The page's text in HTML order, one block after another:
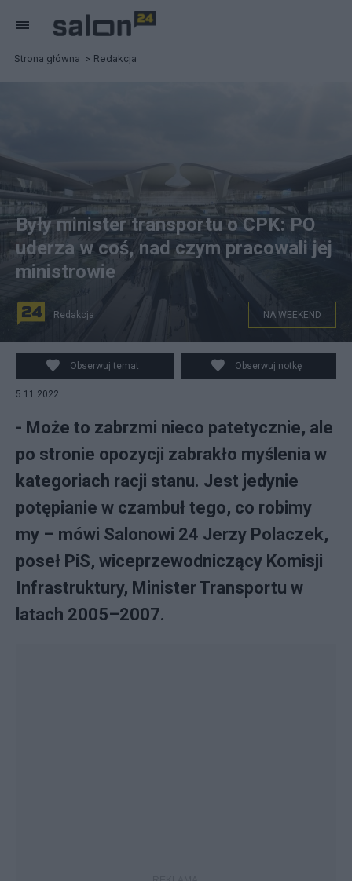
Strona główna Redakcja
Koncepcja CPK. Fot. Centralny Port Komunikacyjny
Były minister transportu o CPK: PO
uderza w coś, nad czym pracowali jej
ministrowie
Redakcja NA WEEKEND
Obserwuj temat Obserwuj notkę
5.11.2022
- Może to zabrzmi nieco patetycznie, ale
po stronie opozycji zabrakło myślenia w
kategoriach racji stanu. Jest jedynie
potępianie w czambuł tego, co robimy
my – mówi Salonowi 24 Jerzy Polaczek,
poseł PiS, wiceprzewodniczący Komisji
Infrastruktury, Minister Transportu w
latach 2005–2007.